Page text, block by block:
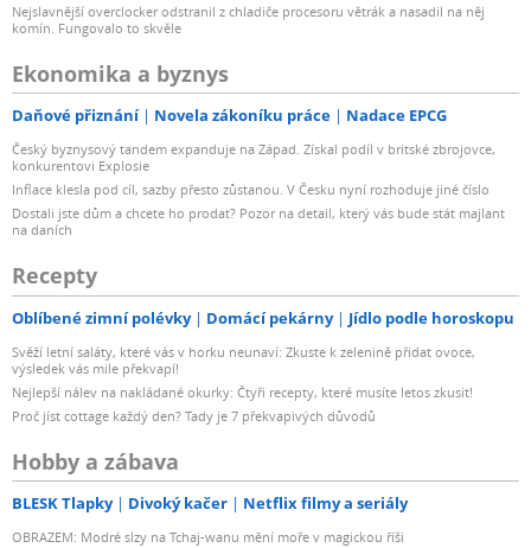
Nejslavnější overclocker odstranil z chladiče procesoru větrák a nasadil na něj
komín. Fungovalo to skvěle
Ekonomika a byznys
Daňové přiznání Novela zákoníku práce Nadace EPCG
Český byznysový tandem expanduje na Západ. Získal podíl v britské zbrojovce,
konkurentovi Explosie
Inflace klesla pod cíl, sazby přesto zůstanou. V Česku nyní rozhoduje jiné číslo
Dostali jste dům a chcete ho prodat? Pozor na detail, který vás bude stát majlant
na daních
Recepty
Oblíbené zimní polévky Domácí pekárny Jídlo podle horoskopu
Svěží letní saláty, které vás v horku neunaví: Zkuste k zelenině přidat ovoce,
výsledek vás mile překvapí!
Nejlepší nálev na nakládané okurky: Čtyři recepty, které musíte letos zkusit!
Proč jíst cottage každý den? Tady je 7 překvapivých důvodů
Hobby a zábava
BLESK Tlapky Divoký kačer Netflix filmy a seriály
OBRAZEM: Modré slzy na Tchaj-wanu mění moře v magickou říši